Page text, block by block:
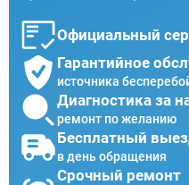
Официальный
Гарантийное
источника
Диагностика за
ремонт по желанию
Бесплатный
в день обращения
Срочный ремонт